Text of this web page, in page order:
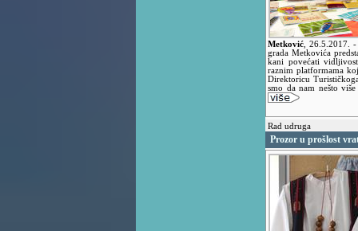
Metković ,26.5.2017.-
grada Metkovića
kani povećati
raznim platformama
Direktoricu
smo da nam nešto
Rad udruga
Prozor u prošlost